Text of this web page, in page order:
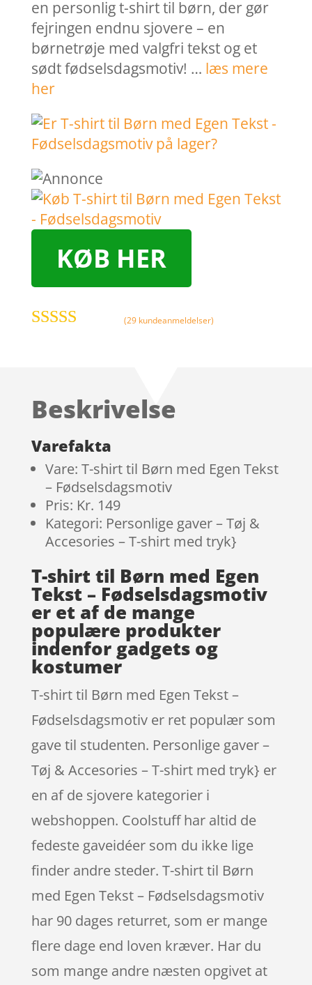
en personlig t-shirt til børn, der gør
fejringen endnu sjovere – en
børnetrøje med valgfri tekst og et
sødt fødselsdagsmotiv! … læs mere
her
KØB HER
kundebedø
(29 kundeanmeldelser)
Beskrivelse
Varefakta
Vare: T-shirt til Børn med Egen Tekst
– Fødselsdagsmotiv
Pris: Kr. 149
Kategori: Personlige gaver – Tøj &
Accesories – T-shirt med tryk}
T-shirt til Børn med Egen
Tekst – Fødselsdagsmotiv
er et af de mange
populære produkter
indenfor gadgets og
kostumer
T-shirt til Børn med Egen Tekst –
Fødselsdagsmotiv er ret populær som
gave til studenten. Personlige gaver –
Tøj & Accesories – T-shirt med tryk} er
en af de sjovere kategorier i
webshoppen. Coolstuff har altid de
fedeste gaveidéer som du ikke lige
finder andre steder. T-shirt til Børn
med Egen Tekst – Fødselsdagsmotiv
har 90 dages returret, som er mange
flere dage end loven kræver. Har du
som mange andre næsten opgivet at